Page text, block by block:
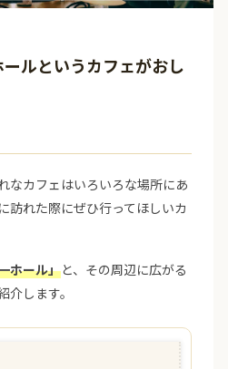
ールというカフェがおし
なカフェはいろいろな場所にあ
訪れた際にぜひ行ってほしいカ
ホール」と、その周辺に広がる
します。